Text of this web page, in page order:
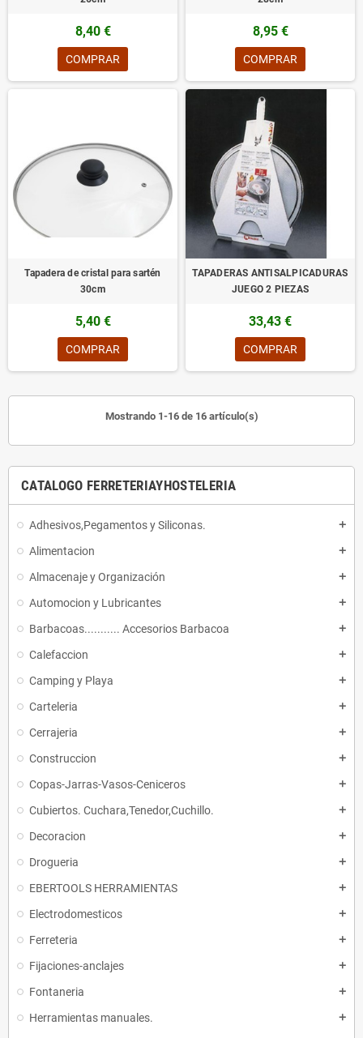
CATALOGO FERRETERIAYHOSTELERIA
Adhesivos,Pegamentos y Siliconas. add
Alimentacion add
Almacenaje y Organización add
Automocion y Lubricantes add
Barbacoas........... Accesorios Barbacoa add
Calefaccion add
Camping y Playa add
Carteleria add
Cerrajeria add
Construccion add
Copas-Jarras-Vasos-Ceniceros add
Cubiertos. Cuchara,Tenedor,Cuchillo. add
Decoracion add
Drogueria add
EBERTOOLS HERRAMIENTAS add
Electrodomesticos add
Ferreteria add
Fijaciones-anclajes add
Fontaneria add
Herramientas manuales. add
8,40 €
COMPRAR
8,95 €
COMPRAR
Tapadera de cristal para sartén
30cm
5,40 €
COMPRAR
TAPADERAS ANTISALPICADURAS
JUEGO 2 PIEZAS
33,43 €
COMPRAR
Mostrando 1-16 de 16 artículo(s)